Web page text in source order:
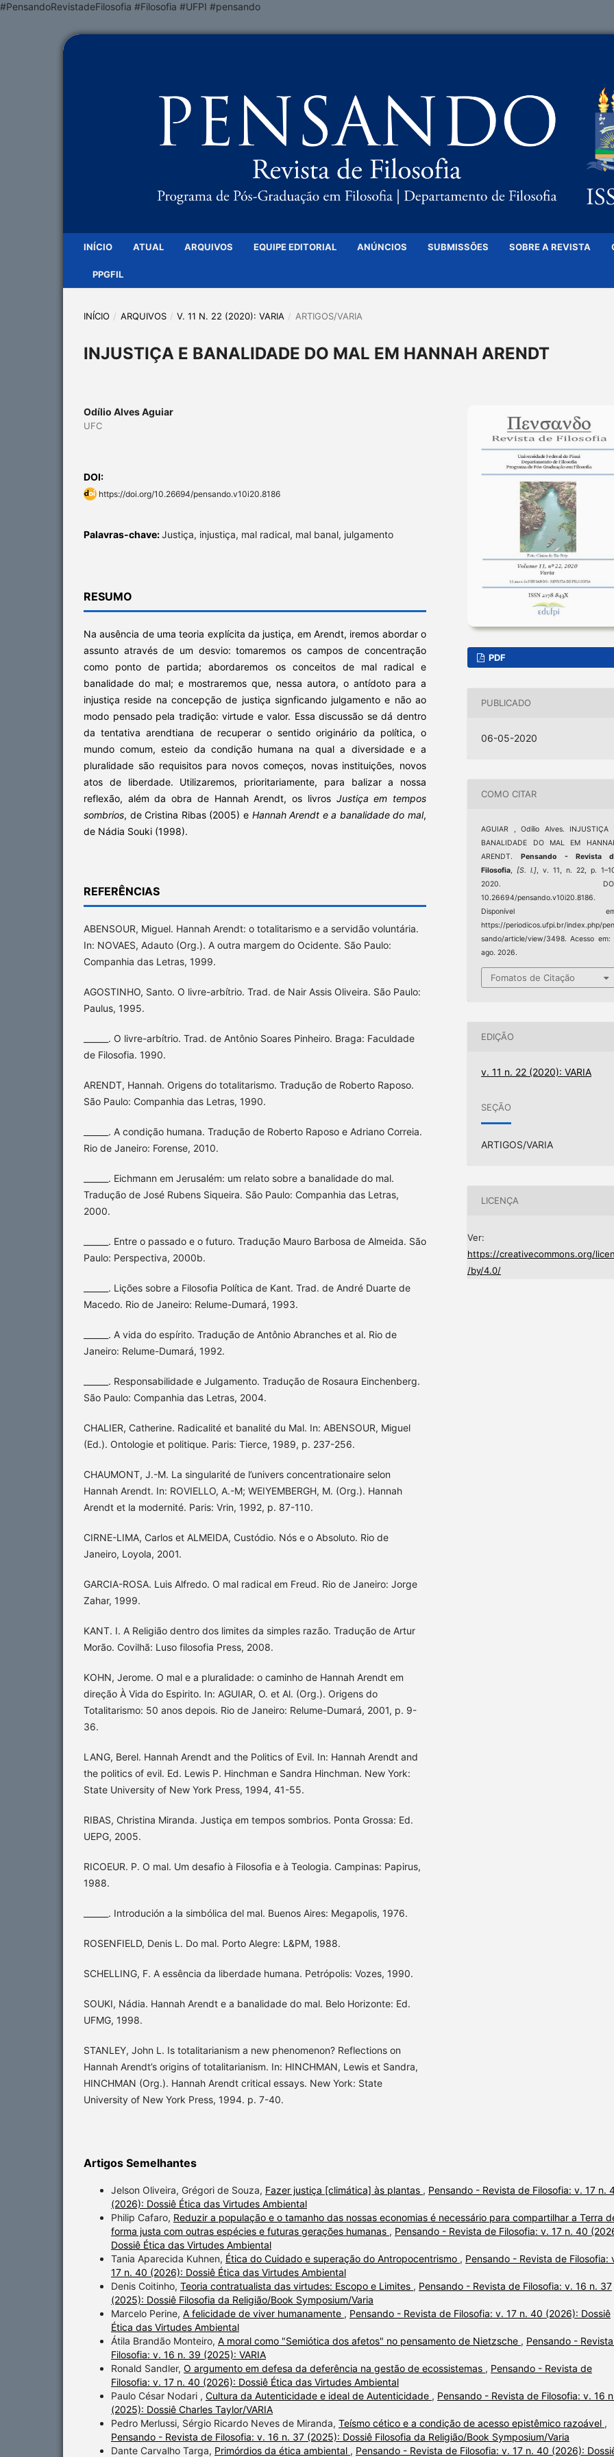
#PensandoRevistadeFilosofia #Filosofia #UFPI #pensando
INÍCIO ATUAL ARQUIVOS EQUIPE EDITORIAL ANÚNCIOS SUBMISSÕES SOBRE A REVISTA
PPGFIL
INÍCIO / ARQUIVOS / V. 11 N. 22 (2020): VARIA / ARTIGOS/VARIA
INJUSTIÇA E BANALIDADE DO MAL EM HANNAH ARENDT
Odílio Alves Aguiar
UFC
DOI:
https://doi.org/10.26694/pensando.v10i20.8186
Palavras-chave:Justiça, injustiça, mal radical, mal banal, julgamento
RESUMO
Na ausência de uma teoria explícita da justiça, em Arendt, iremos abordar o
assunto através de um desvio: tomaremos os campos de concentração
como ponto de partida; abordaremos os conceitos de mal radical e
banalidade do mal; e mostraremos que, nessa autora, o antídoto para a
injustiça reside na concepção de justiça signficando julgamento e não ao
modo pensado pela tradição: virtude e valor. Essa discussão se dá dentro
da tentativa arendtiana de recuperar o sentido originário da política, o
mundo comum, esteio da condição humana na qual a diversidade e a
pluralidade são requisitos para novos começos, novas instituições, novos
atos de liberdade. Utilizaremos, prioritariamente, para balizar a nossa
reflexão, além da obra de Hannah Arendt, os livros Justiça em tempos
sombrios, de Cristina Ribas (2005) e Hannah Arendt e a banalidade do mal,
de Nádia Souki (1998).
REFERÊNCIAS
ABENSOUR, Miguel. Hannah Arendt: o totalitarismo e a servidão voluntária.
In: NOVAES, Adauto (Org.). A outra margem do Ocidente. São Paulo:
Companhia das Letras, 1999.
AGOSTINHO, Santo. O livre-arbítrio. Trad. de Nair Assis Oliveira. São Paulo:
Paulus, 1995.
______. O livre-arbítrio. Trad. de Antônio Soares Pinheiro. Braga: Faculdade
de Filosofia. 1990.
ARENDT, Hannah. Origens do totalitarismo. Tradução de Roberto Raposo.
São Paulo: Companhia das Letras, 1990.
______. A condição humana. Tradução de Roberto Raposo e Adriano Correia.
Rio de Janeiro: Forense, 2010.
______. Eichmann em Jerusalém: um relato sobre a banalidade do mal.
Tradução de José Rubens Siqueira. São Paulo: Companhia das Letras,
2000.
______. Entre o passado e o futuro. Tradução Mauro Barbosa de Almeida. São
Paulo: Perspectiva, 2000b.
______. Lições sobre a Filosofia Política de Kant. Trad. de André Duarte de
Macedo. Rio de Janeiro: Relume-Dumará, 1993.
______. A vida do espírito. Tradução de Antônio Abranches et al. Rio de
Janeiro: Relume-Dumará, 1992.
______. Responsabilidade e Julgamento. Tradução de Rosaura Einchenberg.
São Paulo: Companhia das Letras, 2004.
CHALIER, Catherine. Radicalité et banalité du Mal. In: ABENSOUR, Miguel
(Ed.). Ontologie et politique. Paris: Tierce, 1989, p. 237-256.
CHAUMONT, J.-M. La singularité de l’univers concentrationaire selon
Hannah Arendt. In: ROVIELLO, A.-M; WEIYEMBERGH, M. (Org.). Hannah
Arendt et la modernité. Paris: Vrin, 1992, p. 87-110.
CIRNE-LIMA, Carlos et ALMEIDA, Custódio. Nós e o Absoluto. Rio de
Janeiro, Loyola, 2001.
GARCIA-ROSA. Luis Alfredo. O mal radical em Freud. Rio de Janeiro: Jorge
Zahar, 1999.
KANT. I. A Religião dentro dos limites da simples razão. Tradução de Artur
Morão. Covilhã: Luso filosofia Press, 2008.
KOHN, Jerome. O mal e a pluralidade: o caminho de Hannah Arendt em
direção À Vida do Espirito. In: AGUIAR, O. et Al. (Org.). Origens do
Totalitarismo: 50 anos depois. Rio de Janeiro: Relume-Dumará, 2001, p. 9-
36.
LANG, Berel. Hannah Arendt and the Politics of Evil. In: Hannah Arendt and
the politics of evil. Ed. Lewis P. Hinchman e Sandra Hinchman. New York:
State University of New York Press, 1994, 41-55.
RIBAS, Christina Miranda. Justiça em tempos sombrios. Ponta Grossa: Ed.
UEPG, 2005.
RICOEUR. P. O mal. Um desafio à Filosofia e à Teologia. Campinas: Papirus,
1988.
______. Introdución a la simbólica del mal. Buenos Aires: Megapolis, 1976.
ROSENFIELD, Denis L. Do mal. Porto Alegre: L&PM, 1988.
SCHELLING, F. A essência da liberdade humana. Petrópolis: Vozes, 1990.
SOUKI, Nádia. Hannah Arendt e a banalidade do mal. Belo Horizonte: Ed.
UFMG, 1998.
STANLEY, John L. Is totalitarianism a new phenomenon? Reflections on
Hannah Arendt’s origins of totalitarianism. In: HINCHMAN, Lewis et Sandra,
HINCHMAN (Org.). Hannah Arendt critical essays. New York: State
University of New York Press, 1994. p. 7-40.
PDF
PUBLICADO
06-05-2020
COMO CITAR
AGUIAR , Odílio Alves. INJUSTIÇA
BANALIDADE DO MAL EM
ARENDT.Pensando - Revista
Filosofia,[S. l.], v. 11, n. 22, p.
2020.
10.26694/pensando.v10i20.8186.
Disponível
https://periodicos.ufpi.br/index.php/
sando/article/view/3498. Acesso em:
ago. 2026.
Fomatos de Citação
EDIÇÃO
v. 11 n. 22 (2020): VARIA
SEÇÃO
ARTIGOS/VARIA
LICENÇA
Ver:
https://creativecommons.org/
/by/4.0/
Artigos Semelhantes
Jelson Oliveira, Grégori de Souza, Fazer justiça [climática] às plantas , Pensando - Revista de Filosofia: v. 17 n.
(2026): Dossiê Ética das Virtudes Ambiental
Philip Cafaro, Reduzir a população e o tamanho das nossas economias é necessário para compartilhar a Terra
forma justa com outras espécies e futuras gerações humanas , Pensando - Revista de Filosofia: v. 17 n. 40
Dossiê Ética das Virtudes Ambiental
Tania Aparecida Kuhnen, Ética do Cuidado e superação do Antropocentrismo , Pensando - Revista de Filosofia:
17 n. 40 (2026): Dossiê Ética das Virtudes Ambiental
Denis Coitinho, Teoria contratualista das virtudes: Escopo e Limites , Pensando - Revista de Filosofia: v. 16 n. 37
(2025): Dossiê Filosofia da Religião/Book Symposium/Varia
Marcelo Perine, A felicidade de viver humanamente , Pensando - Revista de Filosofia: v. 17 n. 40 (2026): Dossiê
Ética das Virtudes Ambiental
Átila Brandão Monteiro, A moral como "Semiótica dos afetos" no pensamento de Nietzsche , Pensando -
Filosofia: v. 16 n. 39 (2025): VARIA
Ronald Sandler, O argumento em defesa da deferência na gestão de ecossistemas , Pensando - Revista de
Filosofia: v. 17 n. 40 (2026): Dossiê Ética das Virtudes Ambiental
Paulo César Nodari , Cultura da Autenticidade e ideal de Autenticidade , Pensando - Revista de Filosofia: v. 16
(2025): Dossiê Charles Taylor/VARIA
Pedro Merlussi, Sérgio Ricardo Neves de Miranda, Teísmo cético e a condição de acesso epistêmico razoável ,
Pensando - Revista de Filosofia: v. 16 n. 37 (2025): Dossiê Filosofia da Religião/Book Symposium/Varia
Dante Carvalho Targa, Primórdios da ética ambiental , Pensando - Revista de Filosofia: v. 17 n. 40 (2026):